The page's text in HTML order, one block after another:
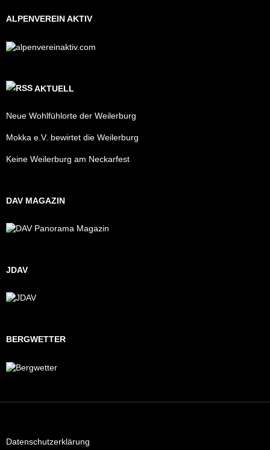
ALPENVEREIN AKTIV
AKTUELL
Neue Wohlfühlorte der Weilerburg
Mokka e.V. bewirtet die Weilerburg
Keine Weilerburg am Neckarfest
DAV MAGAZIN
JDAV
BERGWETTER
Datenschutzerklärung